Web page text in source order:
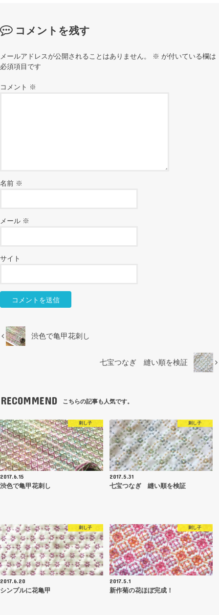
コメントを残す
メールアドレスが公開されることはありません。 ※ が付いている欄は
必須項目です
コメント ※
名前 ※
メール ※
サイト
渋色で亀甲花刺し
七宝つなぎ 縫い順を検証
RECOMMEND こちらの記事も人気です。
刺し子
2017.6.15
渋色で亀甲花刺し
刺し子
2017.5.31
七宝つなぎ 縫い順を検証
刺し子
2017.6.20
シンプルに花亀甲
刺し子
2017.5.1
新作菊の花ほぼ完成！